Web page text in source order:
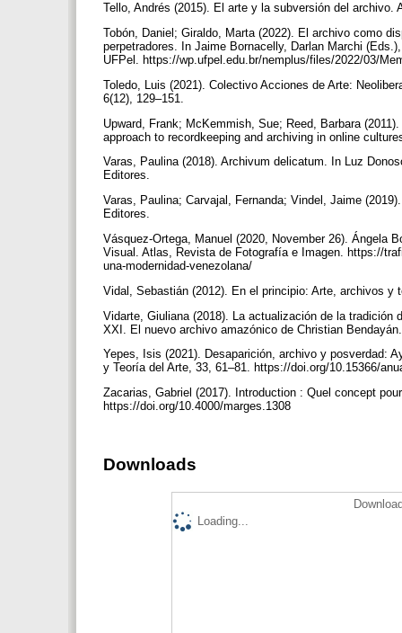
Tello, Andrés (2015). El arte y la subversión del
Tobón, Daniel; Giraldo, Marta (2022). El archivo como
perpetradores. In Jaime Bornacelly, Darlan Marchi
UFPel. https://wp.ufpel.edu.br/nemplus/files/2022/03/
Toledo, Luis (2021). Colectivo Acciones de Arte:
6(12), 129–151.
Upward, Frank; McKemmish, Sue; Reed, Barbara
approach to recordkeeping and archiving in online
Varas, Paulina (2018). Archivum delicatum. In Luz
Editores.
Varas, Paulina; Carvajal, Fernanda; Vindel, Jaime
Editores.
Vásquez-Ortega, Manuel (2020, November 26). Ángela
Visual. Atlas, Revista de Fotografía e Imagen. https://
una-modernidad-venezolana/
Vidal, Sebastián (2012). En el principio: Arte, archivos
Vidarte, Giuliana (2018). La actualización de la
XXI. El nuevo archivo amazónico de Christian
Yepes, Isis (2021). Desaparición, archivo y posverdad:
y Teoría del Arte, 33, 61–81. https://doi.org/10.15366/
Zacarias, Gabriel (2017). Introduction : Quel concept
https://doi.org/10.4000/marges.1308
Downloads
Loading...